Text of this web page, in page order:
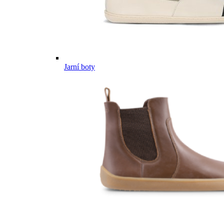
Jarní boty